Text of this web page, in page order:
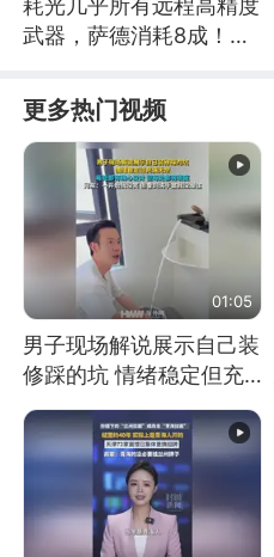
耗光几乎所有远程高精度
武器，萨德消耗8成！美
更多热门视频
01:05
男子现场解说展示自己装
修踩的坑 情绪稳定但充
满无奈 每处都有精心设
计 但每处都有瑕疵 网
友：一开始我没笑 但看
到洗手盆我没绷住